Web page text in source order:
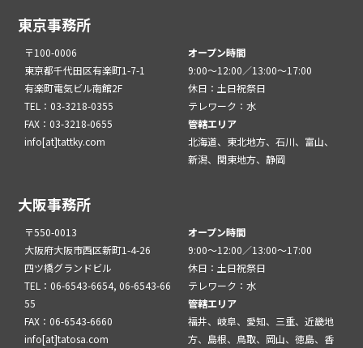
東京事務所
〒100-0006
東京都千代田区有楽町1-7-1
有楽町電気ビル南館2F
TEL：03-3218-0355
FAX：03-3218-0655
info[at]tattky.com
オープン時間
9:00～12:00／13:00～17:00
休日：土日祝祭日
テレワーク：水
管轄エリア
北海道、東北地方、石川、富山、
新潟、関東地方、静岡
大阪事務所
〒550-0013
大阪府大阪市西区新町1-4-26
四ツ橋グランドビル
TEL：06-6543-6654, 06-6543-66
55
FAX：06-6543-6660
info[at]tatosa.com
オープン時間
9:00～12:00／13:00～17:00
休日：土日祝祭日
テレワーク：水
管轄エリア
福井、岐阜、愛知、三重、近畿地
方、島根、鳥取、岡山、徳島、香